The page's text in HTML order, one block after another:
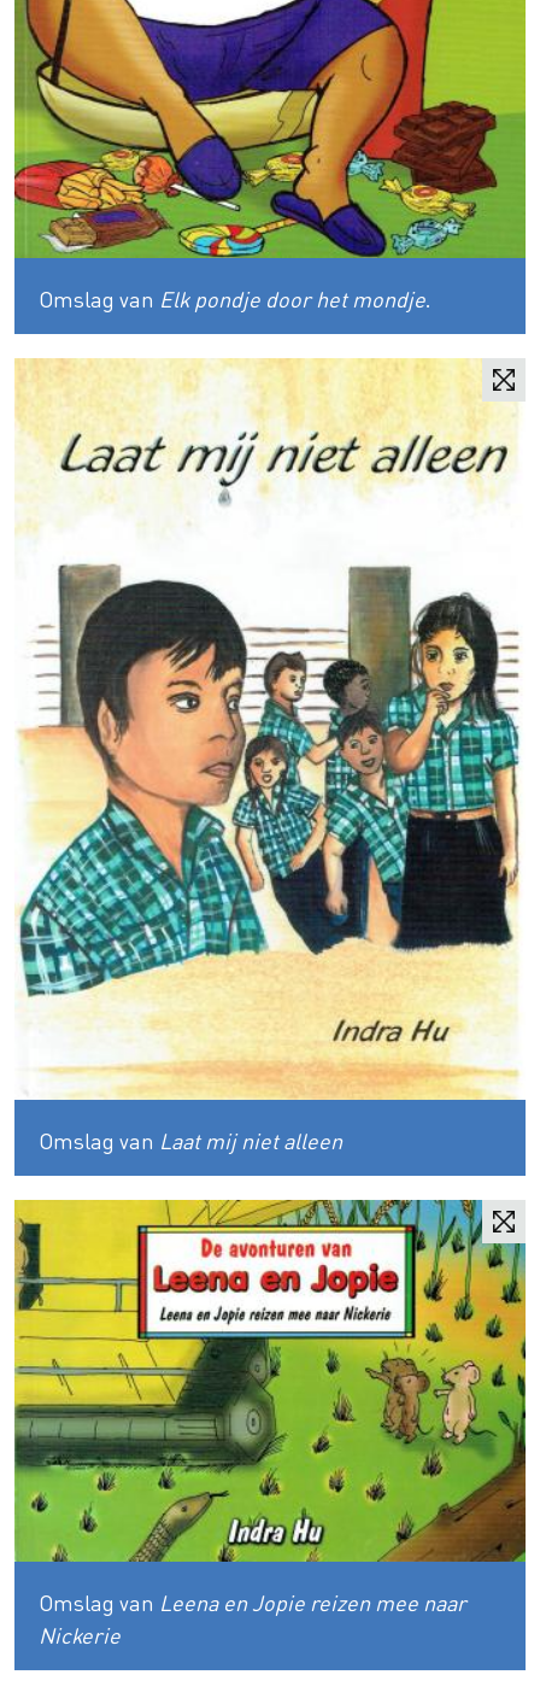
Omslag van Elk pondje door het mondje.
Omslag van Laat mij niet alleen
Omslag van Leena en Jopie reizen mee naar
Nickerie